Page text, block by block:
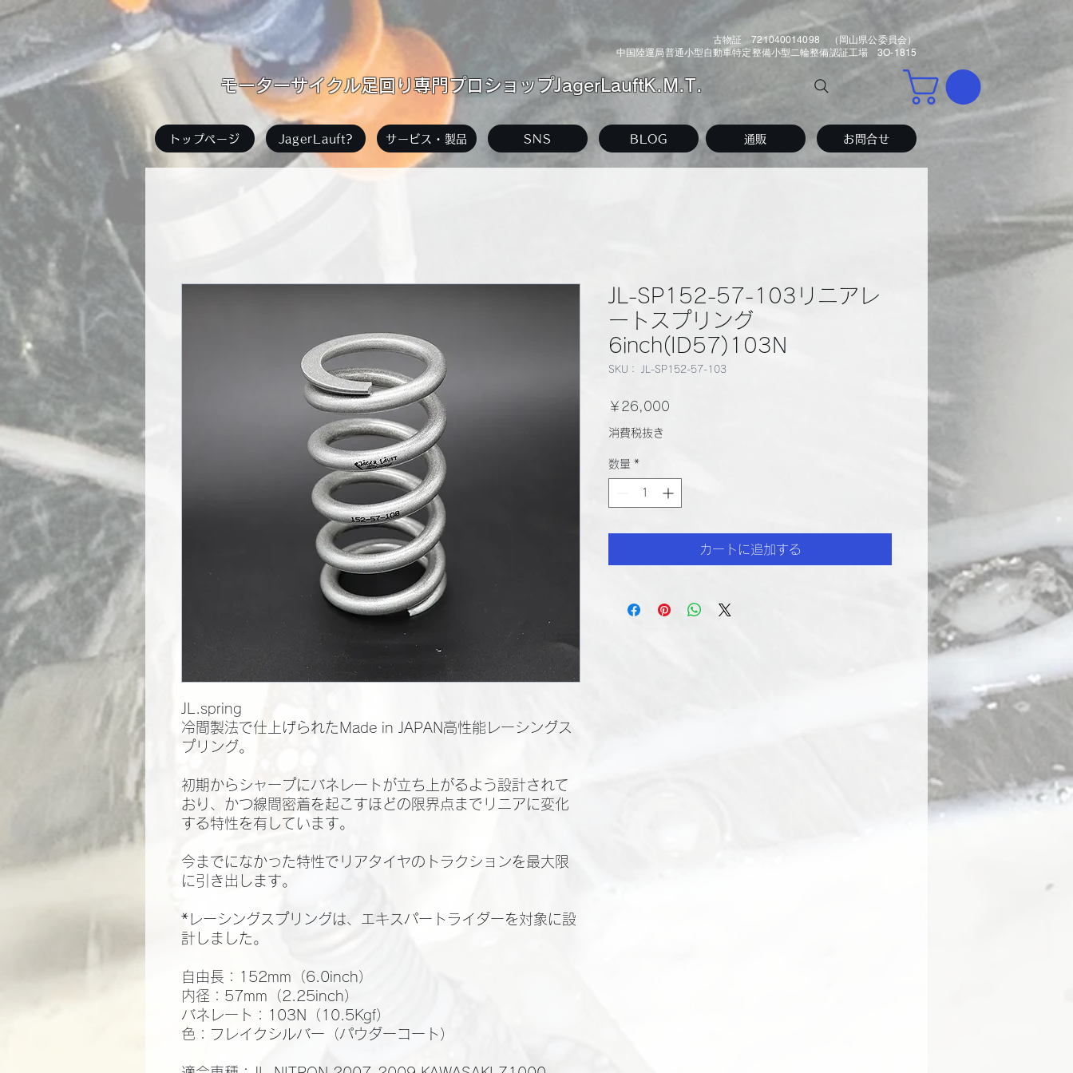
古物証 721040014098 （岡山県公委員会）
中国陸運局普通小型自動車特定整備小型二輪整備認証工場 3O-1815
​モーターサイクル足回り専門プロショップJagerLauftK.M.T.
トップページ JagerLauft? サービス・製品 SNS BLOG 通販 お問合せ
JL.spring
冷間製法で仕上げられたMade in JAPAN高性能レーシングス
プリング。
初期からシャープにバネレートが立ち上がるよう設計されて
おり、かつ線間密着を起こすほどの限界点までリニアに変化
する特性を有しています。
今までになかった特性でリアタイヤのトラクションを最大限
に引き出します。
*レーシングスプリングは、エキスパートライダーを対象に設
計しました。
自由長：152mm（6.0inch）
内径：57mm（2.25inch）
バネレート：103N（10.5Kgf）
色：フレイクシルバー（パウダーコート）
JL-SP152-57-103リニアレ
ートスプリング
6inch(ID57)103N
SKU： JL-SP152-57-103
￥26,000
消費税抜き
数量 *
カートに追加する